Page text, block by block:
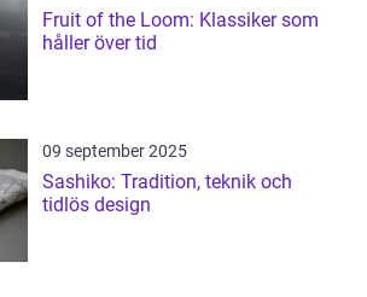
Fruit of the Loom: Klassiker som
håller över tid
09 september 2025
Sashiko: Tradition, teknik och
tidlös design